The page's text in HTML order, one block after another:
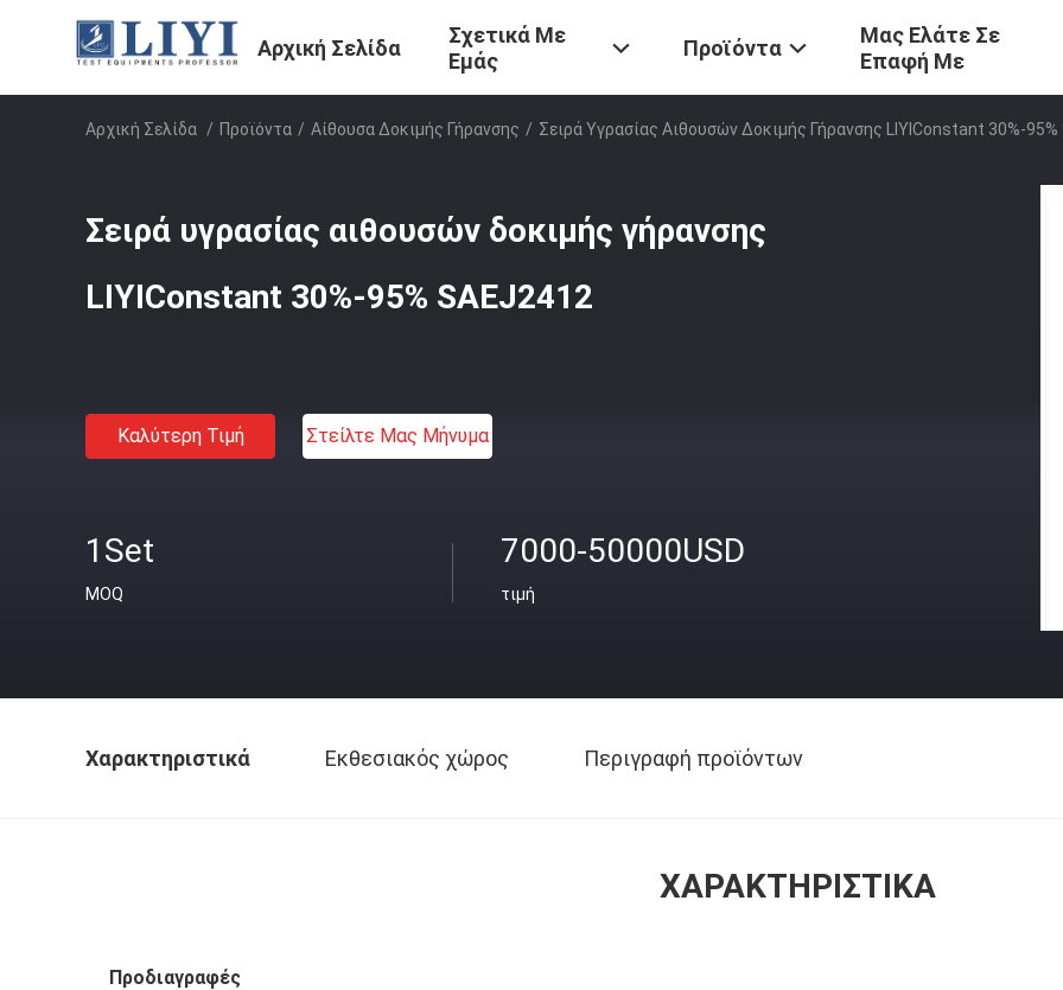
Αρχική Σελίδα
Σχετικά Με
Εμάς
Προϊόντα
Μας Ελάτε Σε
Επαφή Με
Αρχική Σελίδα / Προϊόντα / Αίθουσα Δοκιμής Γήρανσης / Σειρά Υγρασίας Αιθουσών Δοκιμής Γήρανσης LIYIConstant 30%-
Σειρά υγρασίας αιθουσών δοκιμής γήρανσης
LIYIConstant 30%-95% SAEJ2412
Καλύτερη Τιμή Στείλτε Μας Μήνυμα
1Set
MOQ
7000-50000USD
τιμή
Χαρακτηριστικά Εκθεσιακός χώρος Περιγραφή προϊόντων
ΧΑΡΑΚΤΗΡΙΣΤΙΚΆ
Προδιαγραφές